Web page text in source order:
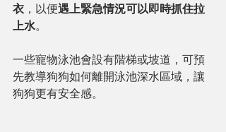
衣 ，以便遇上緊急情況可以即時抓住拉
上水。
一些寵物泳池會設有階梯或坡道，可預
先教導狗狗如何離開泳池深水區域，讓
狗狗更有安全感。